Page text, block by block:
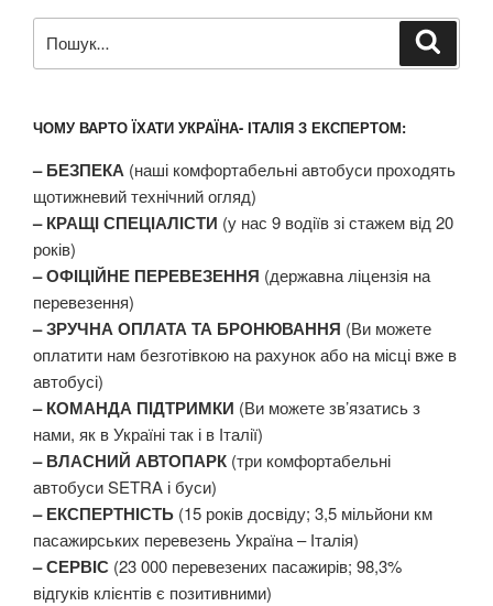
за
ЧОМУ ВАРТО ЇХАТИ УКРАЇНА- ІТАЛІЯ З ЕКСПЕРТОМ:
– БЕЗПЕКА (наші комфортабельні автобуси проходять
щотижневий технічний огляд)
– КРАЩІ СПЕЦІАЛІСТИ (у нас 9 водіїв зі стажем від 20
років)
– ОФІЦІЙНЕ ПЕРЕВЕЗЕННЯ (державна ліцензія на
перевезення)
– ЗРУЧНА ОПЛАТА ТА БРОНЮВАННЯ (Ви можете
оплатити нам безготівкою на рахунок або на місці вже в
автобусі)
– КОМАНДА ПІДТРИМКИ (Ви можете зв’язатись з
нами, як в Україні так і в Італії)
– ВЛАСНИЙ АВТОПАРК (три комфортабельні
автобуси SETRA і буси)
– ЕКСПЕРТНІСТЬ (15 років досвіду; 3,5 мільйони км
пасажирських перевезень Україна – Італія)
– СЕРВІС (23 000 перевезених пасажирів; 98,3%
відгуків клієнтів є позитивними)